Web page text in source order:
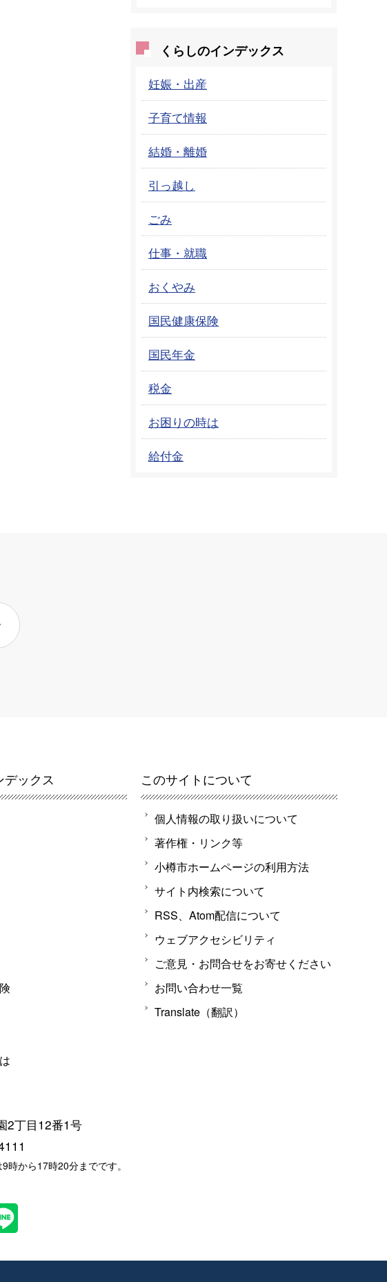
くらしのインデックス
妊娠・出産
子育て情報
結婚・離婚
引っ越し
ごみ
仕事・就職
おくやみ
国民健康保険
国民年金
税金
お困りの時は
給付金
デックス このサイトについて
個人情報の取り扱いについて
著作権・リンク等
小樽市ホームページの利用方法
サイト内検索について
RSS、Atom配信について
ウェブアクセシビリティ
ご意見・お問合せをお寄せください
お問い合わせ一覧
Translate（翻訳）
2丁目12番1号
時から17時20分までです。